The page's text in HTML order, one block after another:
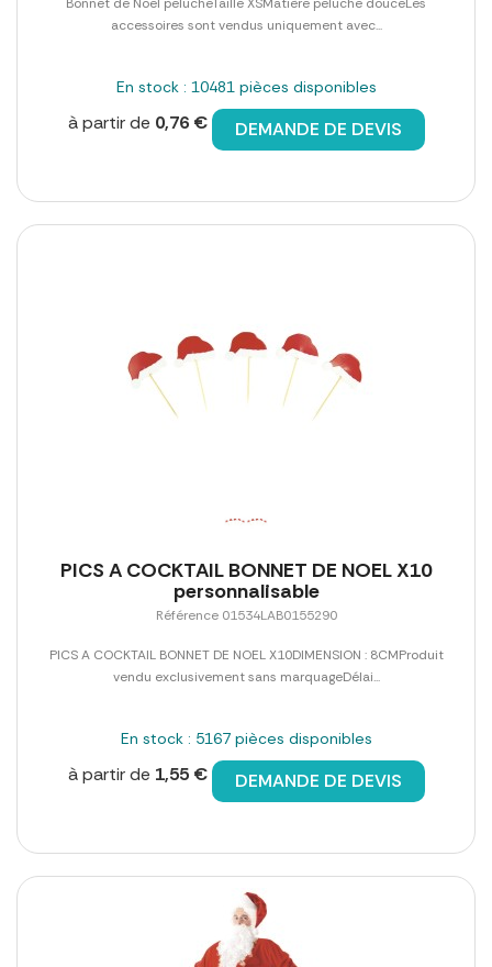
accessoires sont vendus uniquement avec...
En stock : 10481 pièces disponibles
à partir de 0,76 € DEMANDE DE DEVIS
PICS A COCKTAIL BONNET DE NOEL X10
personnalisable
Référence 01534LAB0155290
PICS A COCKTAIL BONNET DE NOEL X10DIMENSION : 8CMProduit
vendu exclusivement sans marquageDélai...
En stock : 5167 pièces disponibles
à partir de 1,55 € DEMANDE DE DEVIS